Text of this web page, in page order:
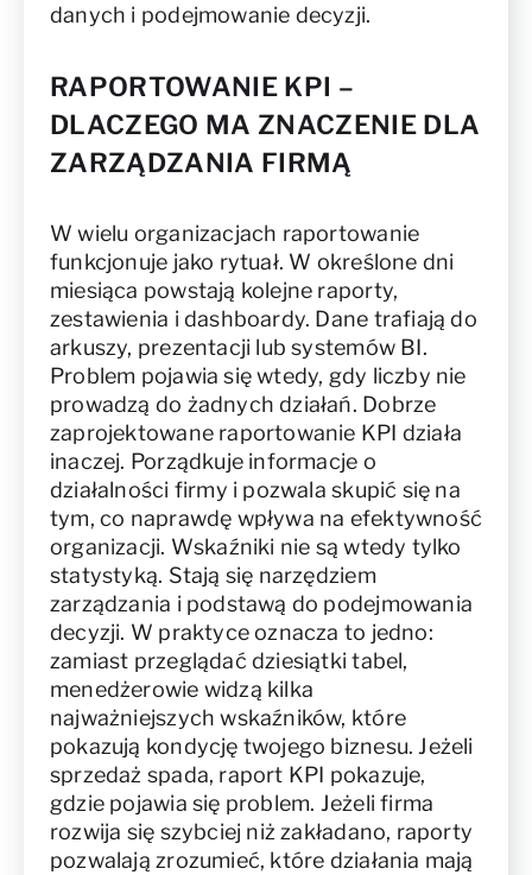
danych i podejmowanie decyzji.
RAPORTOWANIE KPI –
DLACZEGO MA ZNACZENIE DLA
ZARZĄDZANIA FIRMĄ
W wielu organizacjach raportowanie
funkcjonuje jako rytuał. W określone dni
miesiąca powstają kolejne raporty,
zestawienia i dashboardy. Dane trafiają do
arkuszy, prezentacji lub systemów BI.
Problem pojawia się wtedy, gdy liczby nie
prowadzą do żadnych działań. Dobrze
zaprojektowane raportowanie KPI działa
inaczej. Porządkuje informacje o
działalności firmy i pozwala skupić się na
tym, co naprawdę wpływa na efektywność
organizacji. Wskaźniki nie są wtedy tylko
statystyką. Stają się narzędziem
zarządzania i podstawą do podejmowania
decyzji. W praktyce oznacza to jedno:
zamiast przeglądać dziesiątki tabel,
menedżerowie widzą kilka
najważniejszych wskaźników, które
pokazują kondycję twojego biznesu. Jeżeli
sprzedaż spada, raport KPI pokazuje,
gdzie pojawia się problem. Jeżeli firma
rozwija się szybciej niż zakładano, raporty
pozwalają zrozumieć, które działania mają